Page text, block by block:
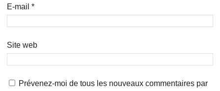
E-mail *
Site web
Prévenez-moi de tous les nouveaux commentaires par